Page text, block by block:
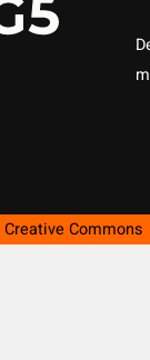
Creative Commons